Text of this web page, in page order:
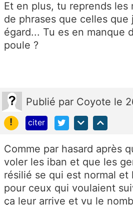
Et en plus, tu reprends les
de phrases que celles que
égard... Tu es en manque
poule ?
Publié par Coyote le
!
citer
Comme par hasard après
voler les iban et que les
résilié se qui est normal et
pour ceux qui voulaient
ça leur arrive et vu le